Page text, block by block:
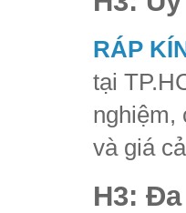
RÁP
tại
nghiệm,
và giá
H3: